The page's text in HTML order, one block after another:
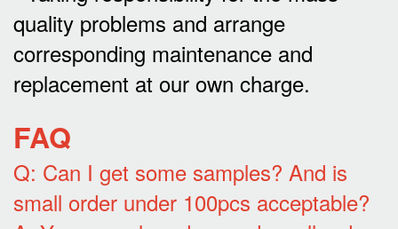
quality problems and arrange
corresponding maintenance and
replacement at our own charge.
FAQ
Q: Can I get some samples? And is
small order under 100pcs acceptable?